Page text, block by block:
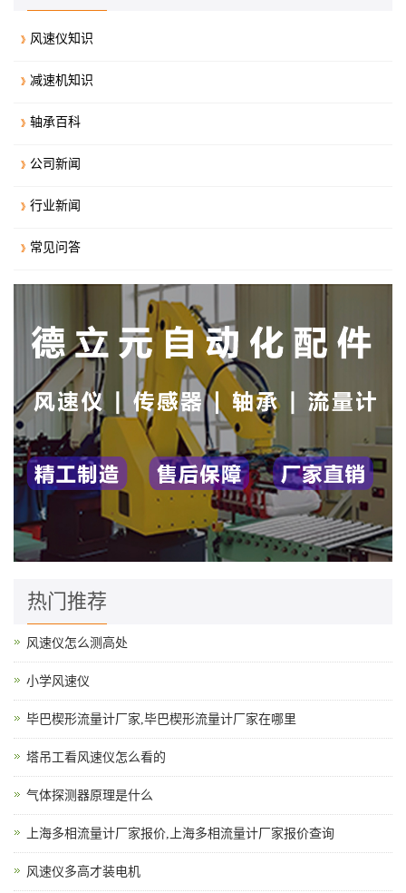
风速仪知识
减速机知识
轴承百科
公司新闻
行业新闻
常见问答
热门推荐
风速仪怎么测高处
小学风速仪
毕巴楔形流量计厂家,毕巴楔形流量计厂家在哪里
塔吊工看风速仪怎么看的
气体探测器原理是什么
上海多相流量计厂家报价,上海多相流量计厂家报价查询
风速仪多高才装电机